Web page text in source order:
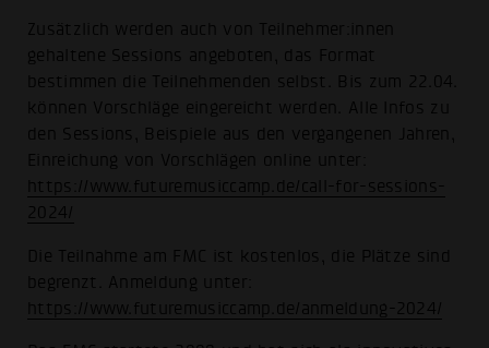
Zusätzlich werden auch von Teilnehmer:innen
gehaltene Sessions angeboten, das Format
bestimmen die Teilnehmenden selbst. Bis zum 22.04.
können Vorschläge eingereicht werden. Alle Infos zu
den Sessions, Beispiele aus den vergangenen Jahren,
Einreichung von Vorschlägen online unter:
https://www.futuremusiccamp.de/call-for-sessions-
2024/
Die Teilnahme am FMC ist kostenlos, die Plätze sind
begrenzt. Anmeldung unter:
https://www.futuremusiccamp.de/anmeldung-2024/